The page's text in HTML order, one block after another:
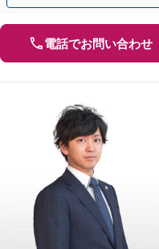
電話でお問い合わせ